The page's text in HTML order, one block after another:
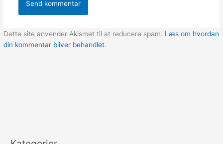
Dette site anvender Akismet til at reducere spam. Læs om hvordan
din kommentar bliver behandlet.